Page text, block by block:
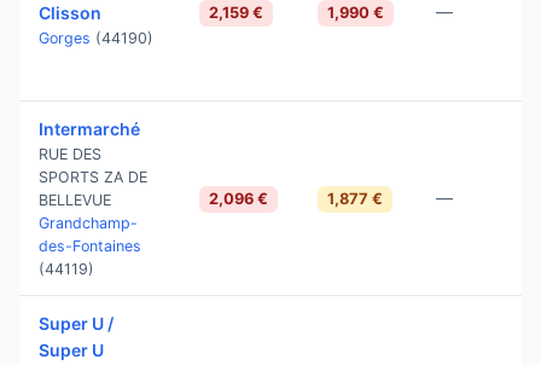
Clisson
Gorges (44190)
2,159 € 1,990 € —
Intermarché
RUE DES
SPORTS ZA DE
BELLEVUE
Grandchamp-
des-Fontaines
(44119)
2,096 € 1,877 € —
Super U /
Super U